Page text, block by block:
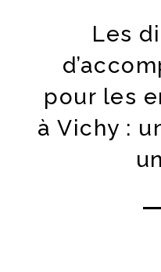
Les
pour les
à Vichy :